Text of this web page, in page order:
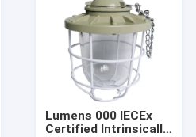
Lumens 000 IECEx
Certified Intrinsically